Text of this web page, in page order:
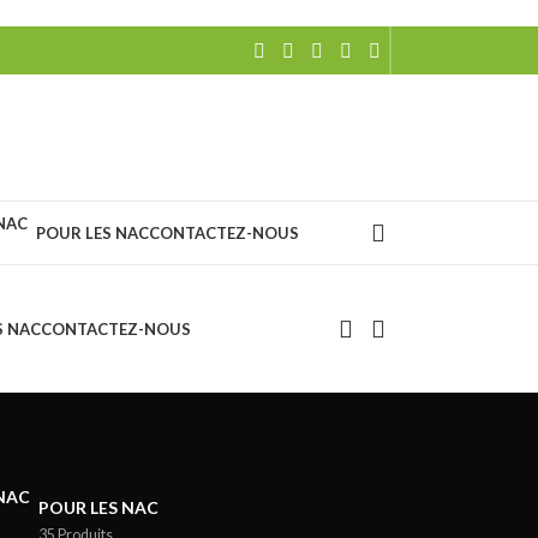
POUR LES NACCONTACTEZ-NOUS
NACCONTACTEZ-NOUS
POUR LES NAC